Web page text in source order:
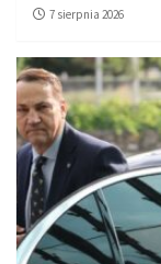
7 sierpnia 2026